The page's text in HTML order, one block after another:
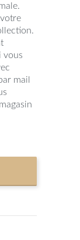
vous
mail